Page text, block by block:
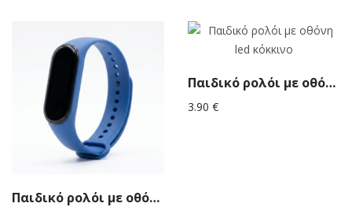
Παιδικό ρολόι με οθόνη led μπλε
Παιδικό ρολόι με οθόνη led κόκκινο
3.90 €